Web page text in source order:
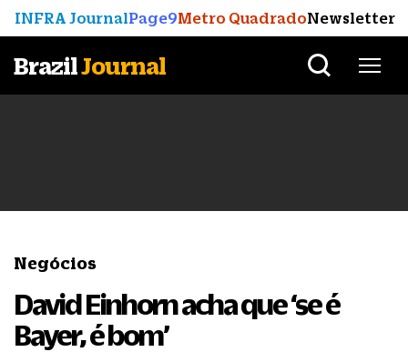
INFRA JournalPage9Metro QuadradoNewsletter
BrazilJournal
Negócios
David Einhorn acha que ‘se é
Bayer, é bom’